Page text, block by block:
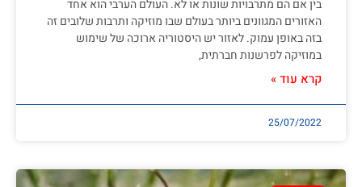
בין אם הם מתרבויות שונות או לא. העולם הערבי הוא אחד
האזורים המגוונים ביותר בעולם שבו מוזיקה ותרבות שלובים זה
בזה באופן עמוק. לאזור יש היסטוריה ארוכה של שימוש
במוזיקה לפרשנות חברתית,
קרא עוד »
25/07/2022